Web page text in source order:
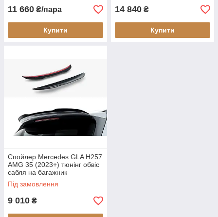
11 660 ₴/пара
Купити
14 840 ₴
Купити
Спойлер Mercedes GLA H257
AMG 35 (2023+) тюнінг обвіс
сабля на багажник
Під замовлення
9 010 ₴